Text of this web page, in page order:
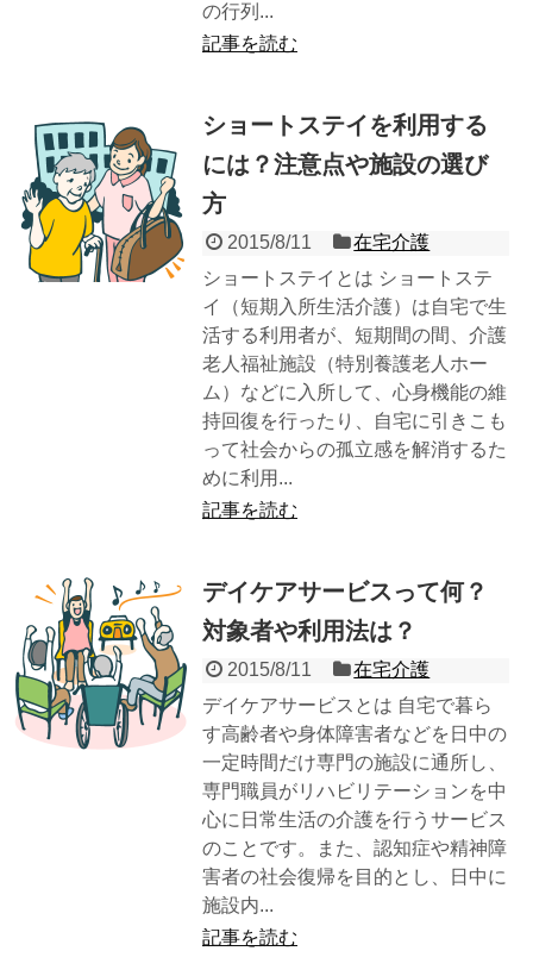
の行列...
記事を読む
ショートステイを利用する
には？注意点や施設の選び
方
2015/8/11
在宅介護
ショートステイとは ショートステ
イ（短期入所生活介護）は自宅で生
活する利用者が、短期間の間、介護
老人福祉施設（特別養護老人ホー
ム）などに入所して、心身機能の維
持回復を行ったり、自宅に引きこも
って社会からの孤立感を解消するた
めに利用...
記事を読む
デイケアサービスって何？
対象者や利用法は？
2015/8/11
在宅介護
デイケアサービスとは 自宅で暮ら
す高齢者や身体障害者などを日中の
一定時間だけ専門の施設に通所し、
専門職員がリハビリテーションを中
心に日常生活の介護を行うサービス
のことです。また、認知症や精神障
害者の社会復帰を目的とし、日中に
施設内...
記事を読む